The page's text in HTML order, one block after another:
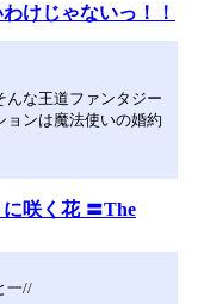
けじゃないっ！！
な王道ファンタジー
ョンは魔法使いの婚約
咲く花 〓The
一//